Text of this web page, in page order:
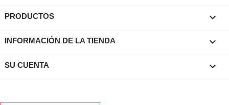
PRODUCTOS 
INFORMACIÓN DE LA TIENDA keyboard_arrow_down
SU CUENTA 